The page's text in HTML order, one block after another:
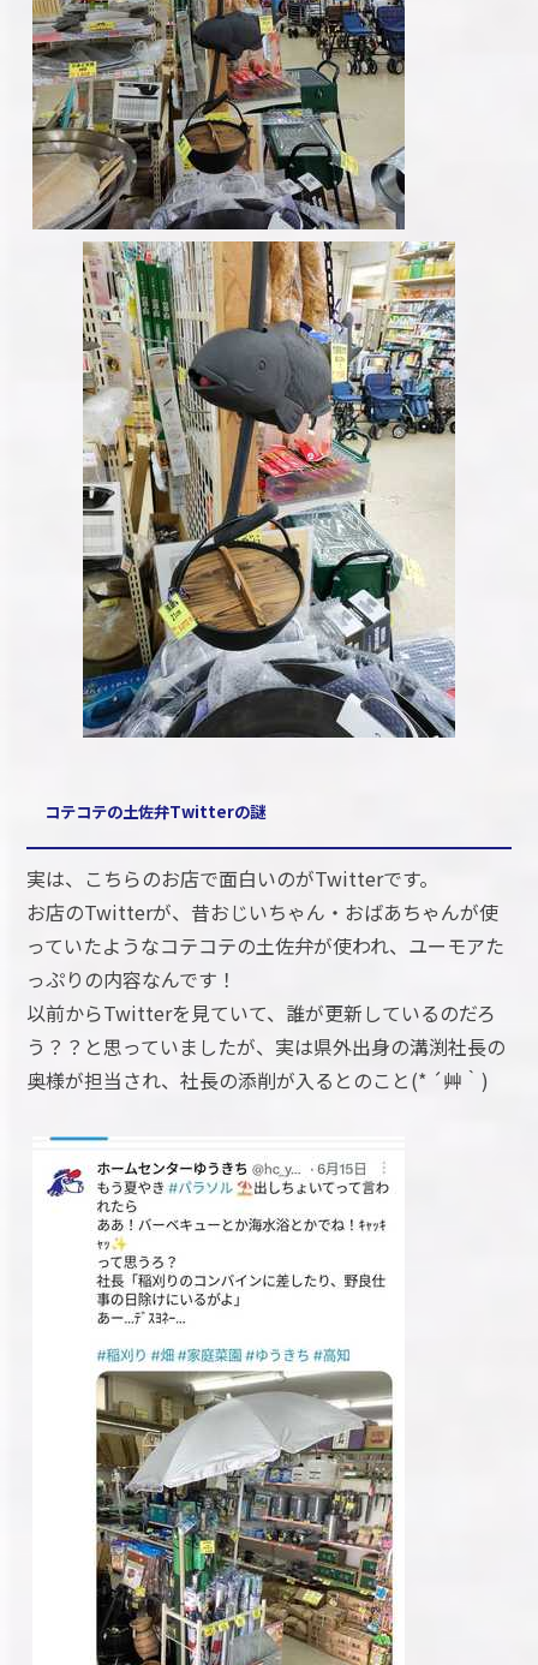
コテコテの土佐弁Twitterの謎
実は、こちらのお店で面白いのがTwitterです。
お店のTwitterが、昔おじいちゃん・おばあちゃんが使
っていたようなコテコテの土佐弁が使われ、ユーモアた
っぷりの内容なんです！
以前からTwitterを見ていて、誰が更新しているのだろ
う？？と思っていましたが、実は県外出身の溝渕社長の
奥様が担当され、社長の添削が入るとのこと(* ´艸｀)